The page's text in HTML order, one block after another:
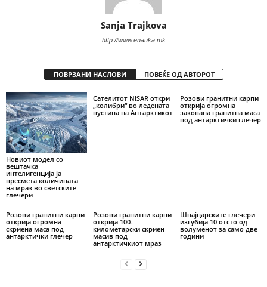
Sanja Trajkova
http://www.enauka.mk
ПОВРЗАНИ НАСЛОВИ ПОВЕЌЕ ОД АВТОРОТ
Новиот модел со
вештачка
интелигенција ја
пресмета количината
на мраз во светските
глечери
Сателитот NISAR откри
„колибри“ во ледената
пустина на Антарктикот
Розови гранитни карпи
открија огромна
закопана гранитна маса
под антарктички глечер
Розови гранитни карпи
открија огромна
скриена маса под
антарктички глечер
Розови гранитни карпи
открија 100-
километарски скриен
масив под
антарктичкиот мраз
Швајцарските глечери
изгубија 10 oтсто од
волуменот за само две
години